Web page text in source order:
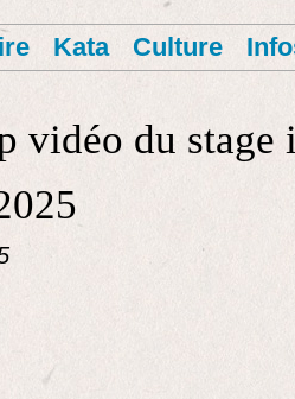
Kata Culture
vidéo du stage